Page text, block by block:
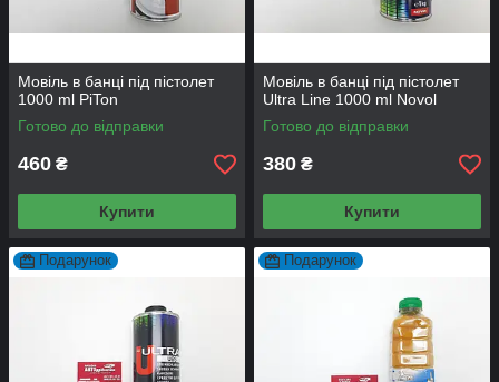
Мовіль в банці під пістолет
1000 ml PiTon
Готово до відправки
460 ₴
Купити
Мовіль в банці під пістолет
Ultra Line 1000 ml Novol
Готово до відправки
380 ₴
Купити
Подарунок Подарунок